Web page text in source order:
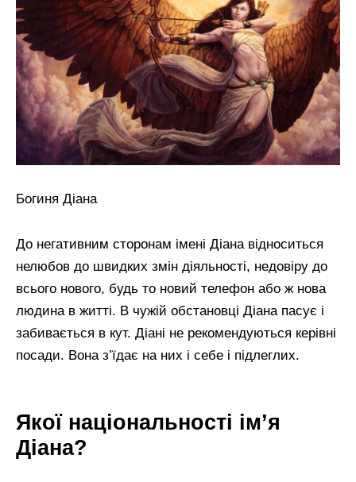
Богиня Діана
До негативним сторонам імені Діана відноситься
нелюбов до швидких змін діяльності, недовіру до
всього нового, будь то новий телефон або ж нова
людина в житті. В чужій обстановці Діана пасує і
забивається в кут. Діані не рекомендуються керівні
посади. Вона з’їдає на них і себе і підлеглих.
Якої національності ім’я
Діана?